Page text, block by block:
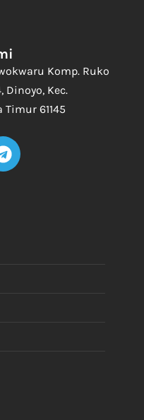
Komp. Ruko
Dinoyo, Kec.
61145